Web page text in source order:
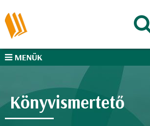
MENÜK
Könyvismertető